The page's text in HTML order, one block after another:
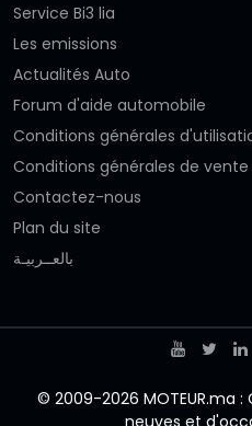
Service Bi3 lia
Les emissions
Actualités Auto
Forum d'aide automobile
Conditions générales
Conditions générales de vente
Contactez-nous
Plan du site
بالعــربيـة
© 2009-2026 MOTEUR.ma
neuves et